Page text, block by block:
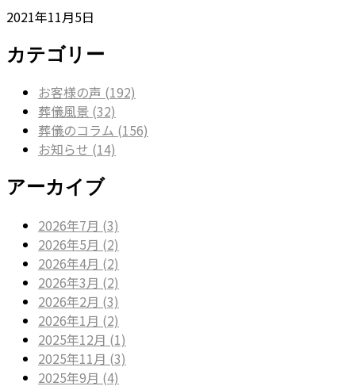
2021年11月5日
カテゴリー
お客様の声 (192)
葬儀風景 (32)
葬儀のコラム (156)
お知らせ (14)
アーカイブ
2026年7月 (3)
2026年5月 (2)
2026年4月 (2)
2026年3月 (2)
2026年2月 (3)
2026年1月 (2)
2025年12月 (1)
2025年11月 (3)
2025年9月 (4)